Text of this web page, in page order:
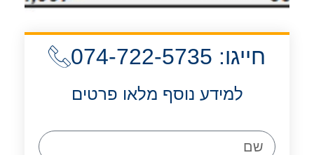
חייגו: 074-722-5735
למידע נוסף מלאו פרטים